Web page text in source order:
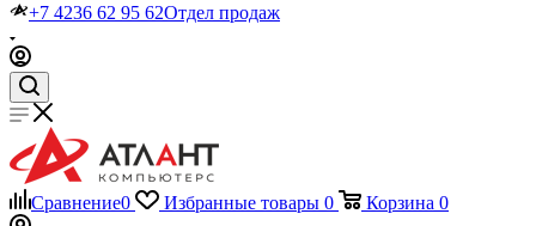
+7 4236 62 95 62Отдел продаж
Сравнение0 Избранные товары 0 Корзина 0